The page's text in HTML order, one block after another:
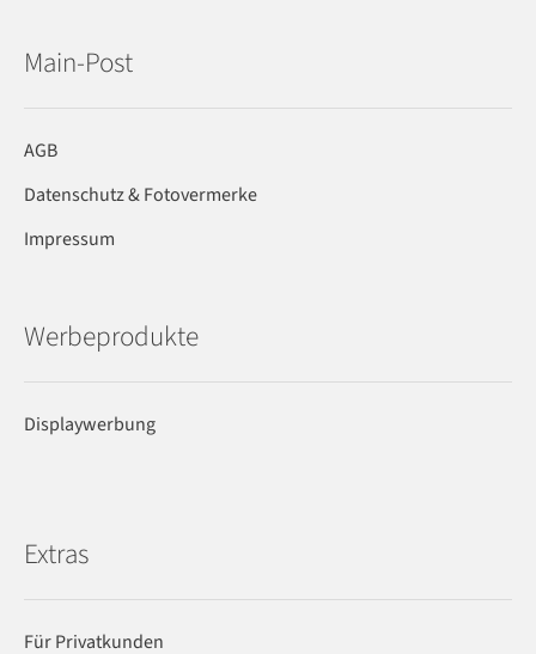
Main-Post
AGB
Datenschutz & Fotovermerke
Impressum
Werbeprodukte
Displaywerbung
Extras
Für Privatkunden